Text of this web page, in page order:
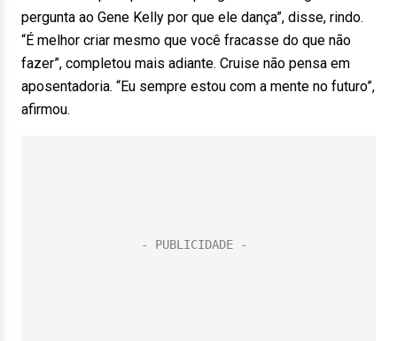
pergunta ao Gene Kelly por que ele dança”, disse, rindo.
“É melhor criar mesmo que você fracasse do que não
fazer”, completou mais adiante. Cruise não pensa em
aposentadoria. “Eu sempre estou com a mente no futuro”,
afirmou.